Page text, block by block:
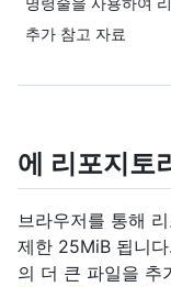
추가 참고 자료
에 리포지토
브라우저를 통해
제한 25MiB 됩니
의 더 큰 파일을 추